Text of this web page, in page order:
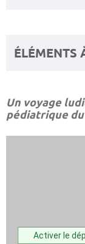
ÉLÉMENTS
Un voyage
pédiatrique
Activer le